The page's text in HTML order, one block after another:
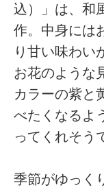
込）」は、和
作。中身には
り甘い味わい
お花のような
カラーの紫と
べたくなるよ
ってくれそう
季節がゆっく